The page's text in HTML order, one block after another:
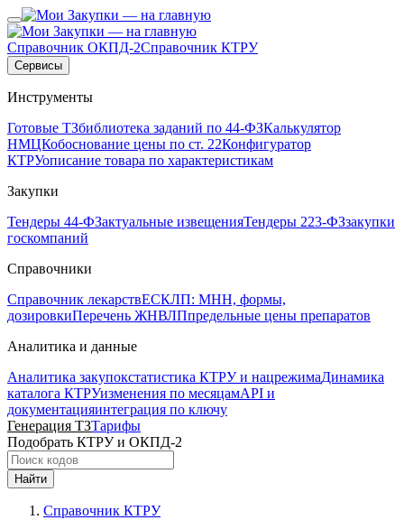
Справочник ОКПД-2Справочник КТРУ
Сервисы
Инструменты
Готовые ТЗбиблиотека заданий по 44-ФЗКалькулятор
НМЦКобоснование цены по ст. 22Конфигуратор
КТРУописание товара по характеристикам
Закупки
Тендеры 44-ФЗактуальные извещенияТендеры 223-ФЗзакупки
госкомпаний
Справочники
Справочник лекарствЕСКЛП: МНН, формы,
дозировкиПеречень ЖНВЛПпредельные цены препаратов
Аналитика и данные
Аналитика закупокстатистика КТРУ и нацрежимаДинамика
каталога КТРУизменения по месяцамAPI и
документацияинтеграция по ключу
Генерация ТЗТарифы
Подобрать КТРУ и ОКПД-2
Найти
Справочник КТРУ